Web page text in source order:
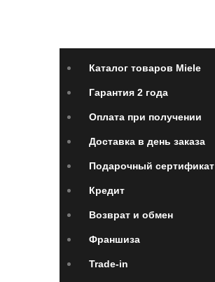
Каталог товаров Miele
Гарантия 2 года
Оплата при получении
Доставка в день заказа
Подарочный сертификат
Кредит
Возврат и обмен
Франшиза
Trade-in